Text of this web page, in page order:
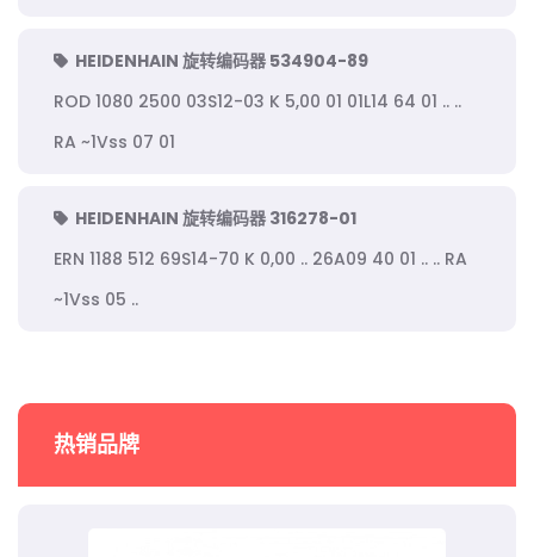
HEIDENHAIN 旋转编码器 534904-89
ROD 1080 2500 03S12-03 K 5,00 01 01L14 64 01 .. ..
RA ~1Vss 07 01
HEIDENHAIN 旋转编码器 316278-01
ERN 1188 512 69S14-70 K 0,00 .. 26A09 40 01 .. .. RA
~1Vss 05 ..
热销品牌